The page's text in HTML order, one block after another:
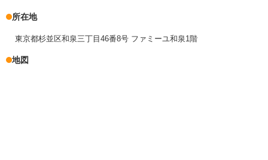
所在地
東京都杉並区和泉三丁目46番8号 ファミーユ和泉1階
地図